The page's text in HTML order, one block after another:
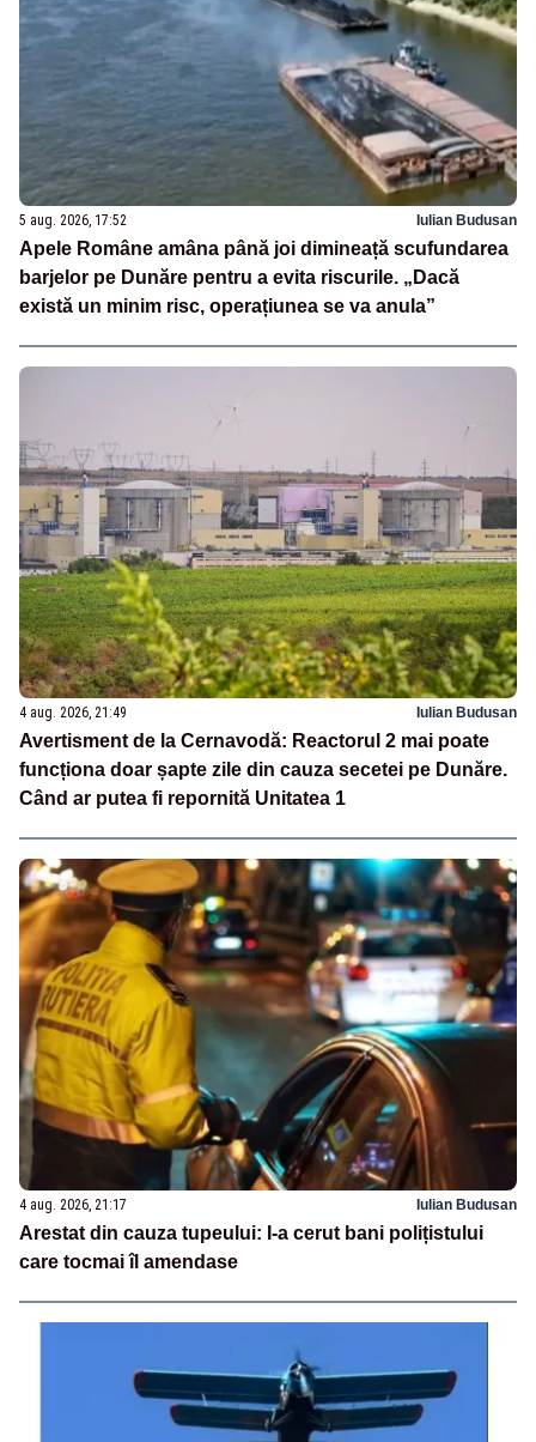
5 aug. 2026, 17:52 Iulian Budusan
Apele Române amâna până joi dimineață scufundarea
barjelor pe Dunăre pentru a evita riscurile. „Dacă
există un minim risc, operațiunea se va anula”
4 aug. 2026, 21:49 Iulian Budusan
Avertisment de la Cernavodă: Reactorul 2 mai poate
funcționa doar șapte zile din cauza secetei pe Dunăre.
Când ar putea fi repornită Unitatea 1
4 aug. 2026, 21:17 Iulian Budusan
Arestat din cauza tupeului: I-a cerut bani polițistului
care tocmai îl amendase